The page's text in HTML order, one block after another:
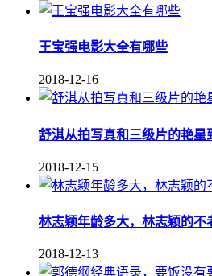
王宝强电影大全有哪些
2018-12-16
舒淇从拍写真和三级片的艳星
2018-12-15
林志颖年龄多大，林志颖的不
2018-12-13